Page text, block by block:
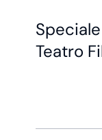
Teatro